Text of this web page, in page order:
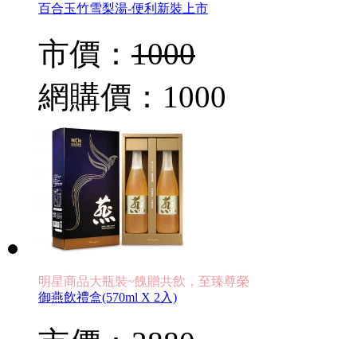
百合玉竹雪梨湯-便利新裝上市
市價： 1000
網購價： 1000
明星商品大瓶裝~餽贈共飲，至臻尊榮
御燕飲禮盒(570ml X 2入)